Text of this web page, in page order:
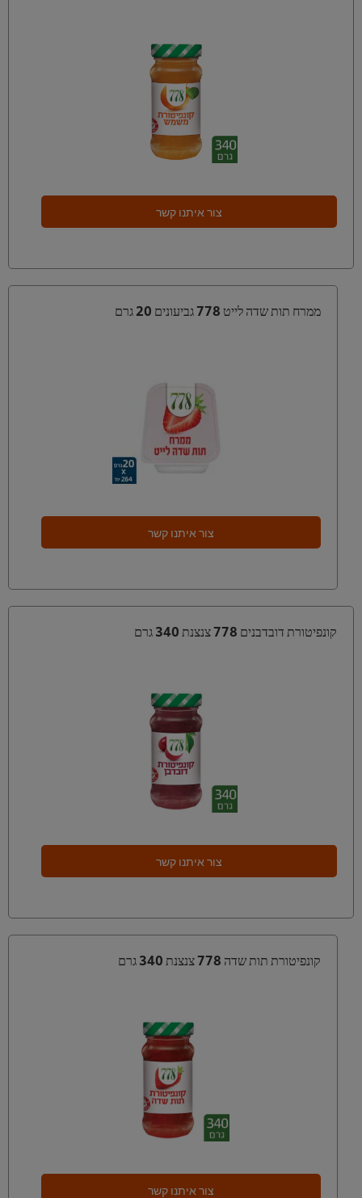
צור איתנו קשר
ממרח תות שדה לייט 778 גביעונים 20 גרם
צור איתנו קשר
קונפיטורת דובדבנים 778 צנצנת 340 גרם
צור איתנו קשר
קונפיטורת תות שדה 778 צנצנת 340 גרם
צור איתנו קשר